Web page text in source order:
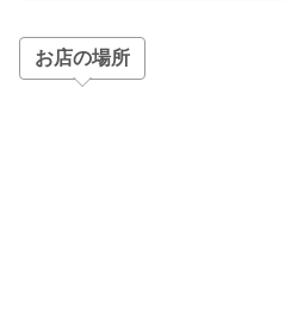
お店の場所